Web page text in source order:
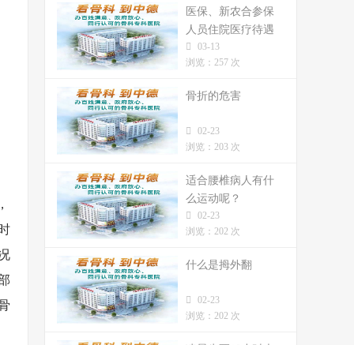
医保、新农合参保
人员住院医疗待遇
标准03-13
浏览：257 次
骨折的危害
02-23
浏览：203 次
适合腰椎病人有什
么运动呢？
02-23
浏览：202 次
什么是拇外翻
02-23
浏览：202 次